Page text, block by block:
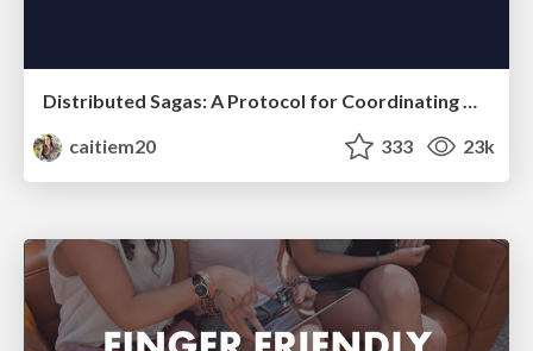
caitiem20
333 23k